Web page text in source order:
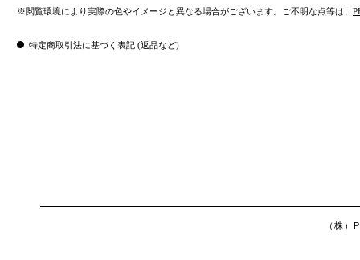
※閲覧環境により実際の色やイメージと異なる場合がございます。ご不明な点等は、
特定商取引法に基づく表記 (返品など)
（株